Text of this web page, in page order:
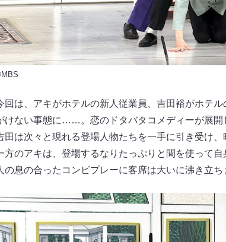
回は、アキがホテルの新人従業員、吉田裕がホテ
けない事態に……。恋のドタバタコメディーが展開
田は次々と現れる登場人物たちを一手に引き受け
方のアキは、登場するなりたっぷりと間を使って
の息の合ったコンビプレーに客席は大いに沸き立ち